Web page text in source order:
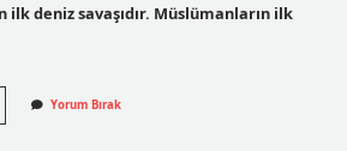
ilk deniz savaşıdır. Müslümanların ilk
Yorum Bırak